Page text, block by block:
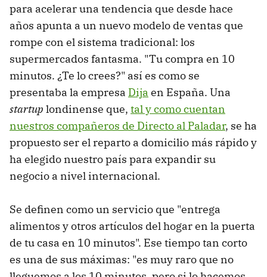
para acelerar una tendencia que desde hace
años apunta a un nuevo modelo de ventas que
rompe con el sistema tradicional: los
supermercados fantasma. "Tu compra en 10
minutos. ¿Te lo crees?" así es como se
presentaba la empresa Dija en España. Una
startup londinense que, tal y como cuentan
nuestros compañeros de Directo al Paladar, se ha
propuesto ser el reparto a domicilio más rápido y
ha elegido nuestro país para expandir su
negocio a nivel internacional.
Se definen como un servicio que "entrega
alimentos y otros artículos del hogar en la puerta
de tu casa en 10 minutos". Ese tiempo tan corto
es una de sus máximas: "es muy raro que no